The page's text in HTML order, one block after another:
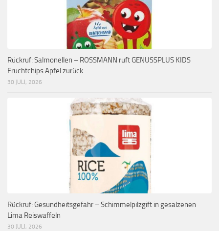
Rückruf: Salmonellen – ROSSMANN ruft GENUSSPLUS KIDS
Fruchtchips Apfel zurück
30 JULI, 2026
Rückruf: Gesundheitsgefahr – Schimmelpilzgift in gesalzenen
Lima Reiswaffeln
30 JULI, 2026